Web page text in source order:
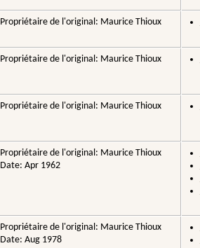
Propriétaire de l'original: Maurice Thioux
Propriétaire de l'original: Maurice Thioux
Propriétaire de l'original: Maurice Thioux
Propriétaire de l'original: Maurice Thioux
Date: Apr 1962
Propriétaire de l'original: Maurice Thioux
Date: Aug 1978